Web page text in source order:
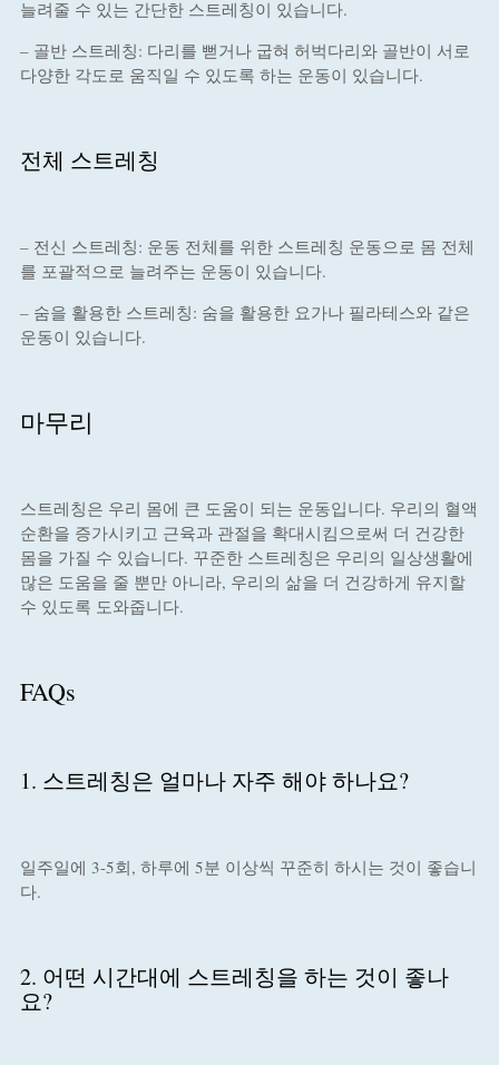
늘려줄 수 있는 간단한 스트레칭이 있습니다.
– 골반 스트레칭: 다리를 뻗거나 굽혀 허벅다리와 골반이 서로
다양한 각도로 움직일 수 있도록 하는 운동이 있습니다.
전체 스트레칭
– 전신 스트레칭: 운동 전체를 위한 스트레칭 운동으로 몸 전체
를 포괄적으로 늘려주는 운동이 있습니다.
– 숨을 활용한 스트레칭: 숨을 활용한 요가나 필라테스와 같은
운동이 있습니다.
마무리
스트레칭은 우리 몸에 큰 도움이 되는 운동입니다. 우리의 혈액
순환을 증가시키고 근육과 관절을 확대시킴으로써 더 건강한
몸을 가질 수 있습니다. 꾸준한 스트레칭은 우리의 일상생활에
많은 도움을 줄 뿐만 아니라, 우리의 삶을 더 건강하게 유지할
수 있도록 도와줍니다.
FAQs
1. 스트레칭은 얼마나 자주 해야 하나요?
일주일에 3-5회, 하루에 5분 이상씩 꾸준히 하시는 것이 좋습니
다.
2. 어떤 시간대에 스트레칭을 하는 것이 좋나
요?